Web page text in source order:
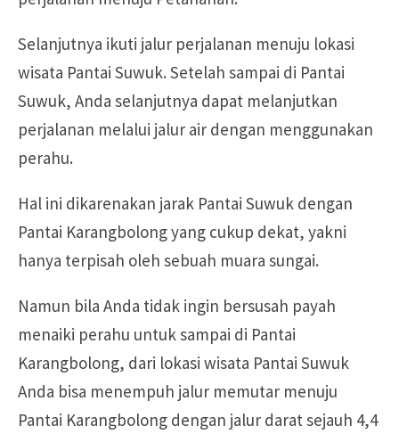
Selanjutnya ikuti jalur perjalanan menuju lokasi
wisata Pantai Suwuk. Setelah sampai di Pantai
Suwuk, Anda selanjutnya dapat melanjutkan
perjalanan melalui jalur air dengan menggunakan
perahu.
Hal ini dikarenakan jarak Pantai Suwuk dengan
Pantai Karangbolong yang cukup dekat, yakni
hanya terpisah oleh sebuah muara sungai.
Namun bila Anda tidak ingin bersusah payah
menaiki perahu untuk sampai di Pantai
Karangbolong, dari lokasi wisata Pantai Suwuk
Anda bisa menempuh jalur memutar menuju
Pantai Karangbolong dengan jalur darat sejauh 4,4